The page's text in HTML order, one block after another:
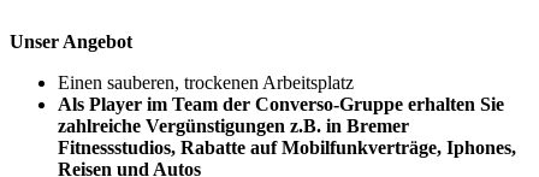
Unser Angebot
Einen sauberen, trockenen Arbeitsplatz
Als Player im Team der Converso-Gruppe erhalten Sie
zahlreiche Vergünstigungen z.B. in Bremer
Fitnessstudios, Rabatte auf Mobilfunkverträge, Iphones,
Reisen und Autos